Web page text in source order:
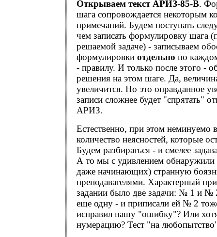
Открываем текст АРИЗ-85-В.
шага сопровождается некоторым
примечаний. Будем поступать
чем записать формулировку шага
решаемой задаче) - записываем
формулировки отдельно по
- правилу. И только после этого -
решения на этом шаге. Да,
увеличится. Но это оправданное
записи сложнее будет "спрятать"
АРИЗ.
Естественно, при этом неминуемо
количество неясностей, которые
Будем разбираться - и смелее
А то мы с удивлением
даже начинающих) странную
преподавателями. Характерный
задании было две задачи: № 1 и №
еще одну - и приписали ей № 2
исправил нашу "ошибку"? Или
нумерацию? Тест "на